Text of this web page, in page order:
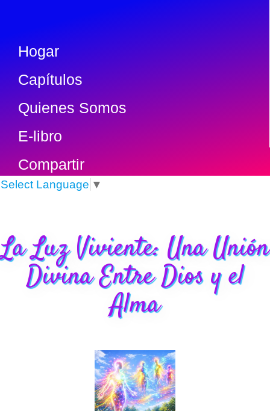
Hogar
Capítulos
Quienes Somos
E-libro
Compartir
Select Language ▼
La Luz Viviente: Una Unión
Divina Entre Dios y el
Alma